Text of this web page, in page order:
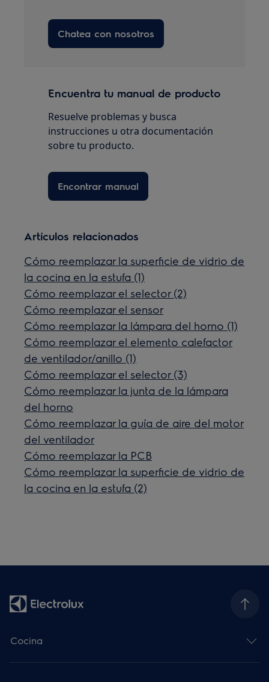
Chatea con nosotros
Encuentra tu manual de producto
Resuelve problemas y busca
instrucciones u otra documentación
sobre tu producto.
Encontrar manual
Artículos relacionados
Cómo reemplazar la superficie de vidrio de
la cocina en la estufa (1)
Cómo reemplazar el selector (2)
Cómo reemplazar el sensor
Cómo reemplazar la lámpara del horno (1)
Cómo reemplazar el elemento calefactor
de ventilador/anillo (1)
Cómo reemplazar el selector (3)
Cómo reemplazar la junta de la lámpara
del horno
Cómo reemplazar la guía de aire del motor
del ventilador
Cómo reemplazar la PCB
Cómo reemplazar la superficie de vidrio de
la cocina en la estufa (2)
Cocina